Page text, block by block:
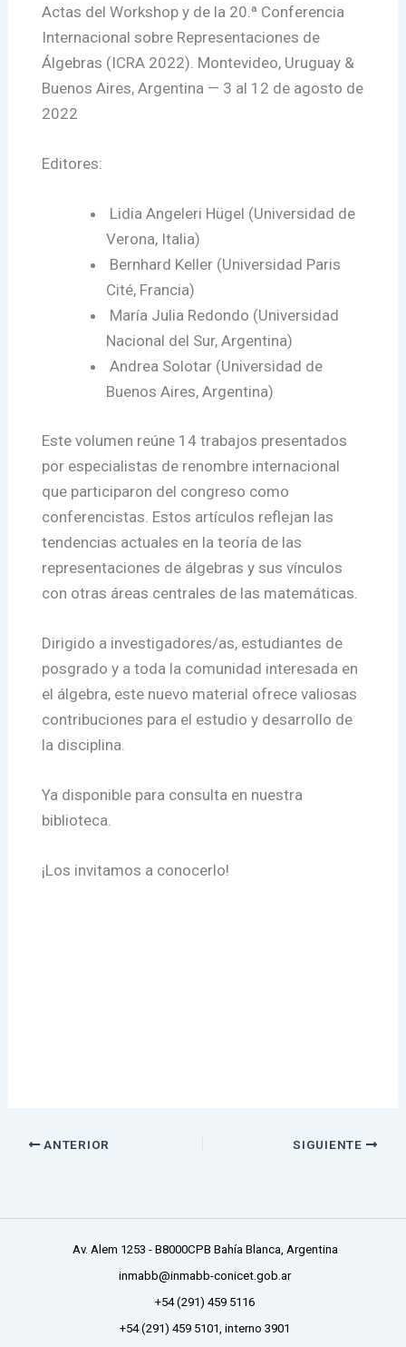
Actas del Workshop y de la 20.ª Conferencia
Internacional sobre Representaciones de
Álgebras (ICRA 2022). Montevideo, Uruguay &
Buenos Aires, Argentina — 3 al 12 de agosto de
2022
Editores:
⁠ ⁠Lidia Angeleri Hügel (Universidad de
Verona, Italia)
⁠ ⁠Bernhard Keller (Universidad Paris
Cité, Francia)
⁠ ⁠María Julia Redondo (Universidad
Nacional del Sur, Argentina)
⁠ ⁠Andrea Solotar (Universidad de
Buenos Aires, Argentina)
Este volumen reúne 14 trabajos presentados
por especialistas de renombre internacional
que participaron del congreso como
conferencistas. Estos artículos reflejan las
tendencias actuales en la teoría de las
representaciones de álgebras y sus vínculos
con otras áreas centrales de las matemáticas.
Dirigido a investigadores/as, estudiantes de
posgrado y a toda la comunidad interesada en
el álgebra, este nuevo material ofrece valiosas
contribuciones para el estudio y desarrollo de
la disciplina.
Ya disponible para consulta en nuestra
biblioteca.
¡Los invitamos a conocerlo!
ANTERIOR SIGUIENTE
Av. Alem 1253 - B8000CPB Bahía Blanca, Argentina
inmabb@inmabb-conicet.gob.ar
+54 (291) 459 5116
+54 (291) 459 5101, interno 3901